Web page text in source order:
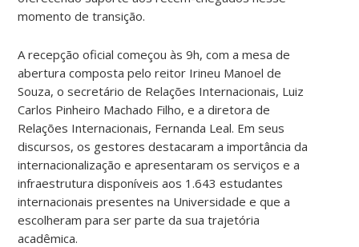
momento de transição.
A recepção oficial começou às 9h, com a mesa de
abertura composta pelo reitor Irineu Manoel de
Souza, o secretário de Relações Internacionais, Luiz
Carlos Pinheiro Machado Filho, e a diretora de
Relações Internacionais, Fernanda Leal. Em seus
discursos, os gestores destacaram a importância da
internacionalização e apresentaram os serviços e a
infraestrutura disponíveis aos 1.643 estudantes
internacionais presentes na Universidade e que a
escolheram para ser parte da sua trajetória
acadêmica.